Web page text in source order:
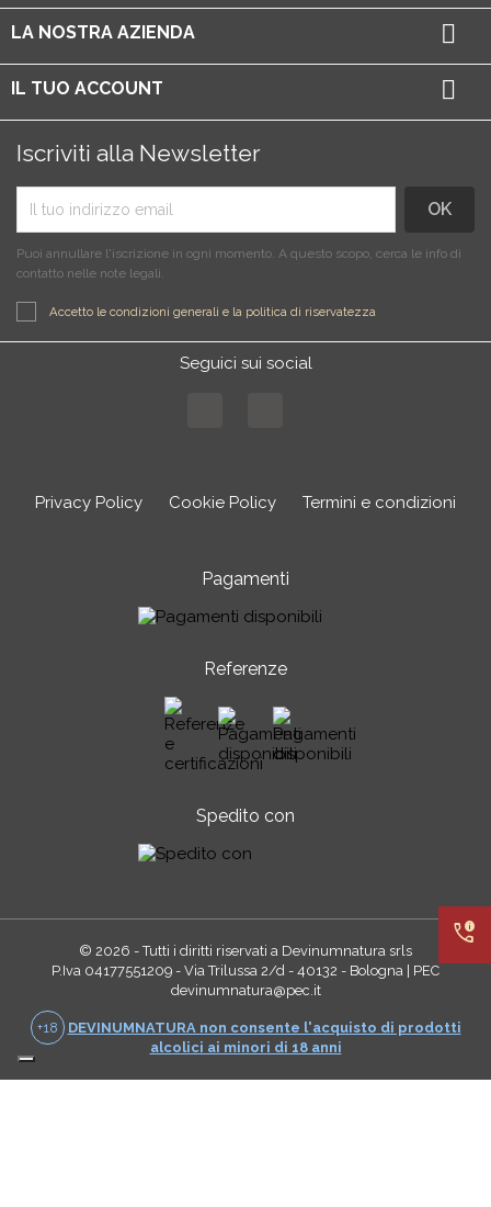
LA NOSTRA AZIENDA 
IL TUO ACCOUNT 
Iscriviti alla Newsletter
Puoi annullare l'iscrizione in ogni momento. A questo scopo, cerca le info di
contatto nelle note legali.
Accetto le condizioni generali e la politica di riservatezza
Seguici sui social
Privacy Policy Cookie Policy Termini e condizioni
Pagamenti
Referenze
Spedito con
© 2026 - Tutti i diritti riservati a Devinumnatura srls
P.Iva 04177551209 - Via Trilussa 2/d - 40132 - Bologna | PEC
devinumnatura@pec.it
+18
DEVINUMNATURA non consente l'acquisto di prodotti
alcolici ai minori di 18 anni
call_quality